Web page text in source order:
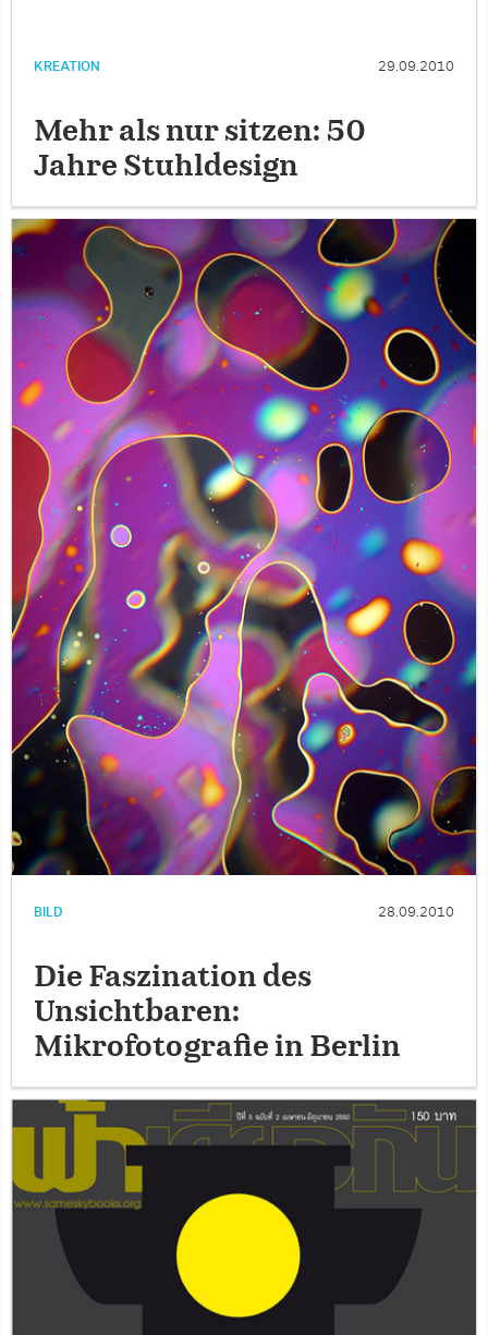
KREATION 29.09.2010
Mehr als nur sitzen: 50
Jahre Stuhldesign
BILD 28.09.2010
Die Faszination des
Unsichtbaren:
Mikrofotografie in Berlin